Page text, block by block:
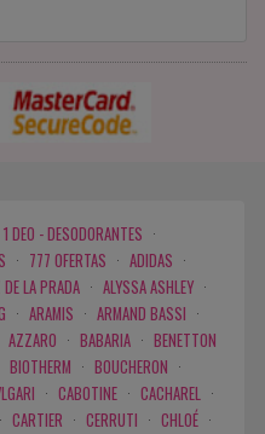
1 DEO - DESODORANTES ·
· 777 OFERTAS · ADIDAS ·
LA PRADA · ALYSSA ASHLEY ·
· ARAMIS · ARMAND BASSI ·
AZZARO · BABARIA · BENETTON
BIOTHERM · BOUCHERON ·
· CABOTINE · CACHAREL ·
· CARTIER · CERRUTI · CHLOÉ ·